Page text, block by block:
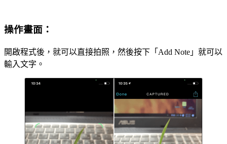
操作畫面：
開啟程式後，就可以直接拍照，然後按下「Add Note」就可以
輸入文字。